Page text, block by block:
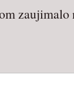
zaujimalo